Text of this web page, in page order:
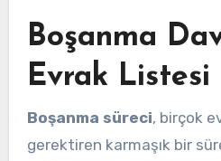
Boşanma
Evrak Listesi
Boşanma süreci, birçok
gerektiren karmaşık bir